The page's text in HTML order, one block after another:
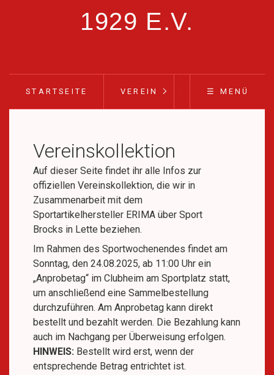
1929 E.V.
STARTSEITE VEREIN FUSSBALL
☰ MENÜ
Vereinskollektion
Auf dieser Seite findet ihr alle Infos zur
offiziellen Vereinskollektion, die wir in
Zusammenarbeit mit dem
Sportartikelhersteller ERIMA über Sport
Brocks in Lette beziehen.
Im Rahmen des Sportwochenendes findet am
Sonntag, den 24.08.2025, ab 11:00 Uhr ein
„Anprobetag“ im Clubheim am Sportplatz statt,
um anschließend eine Sammelbestellung
durchzuführen. Am Anprobetag kann direkt
bestellt und bezahlt werden. Die Bezahlung kann
auch im Nachgang per Überweisung erfolgen.
HINWEIS: Bestellt wird erst, wenn der
entsprechende Betrag entrichtet ist.